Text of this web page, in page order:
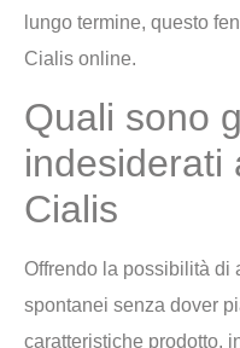
lungo termine, questo
Cialis online.
Quali sono
indesiderati
Cialis
Offrendo la possibilità di
spontanei senza dover
caratteristiche prodotto,